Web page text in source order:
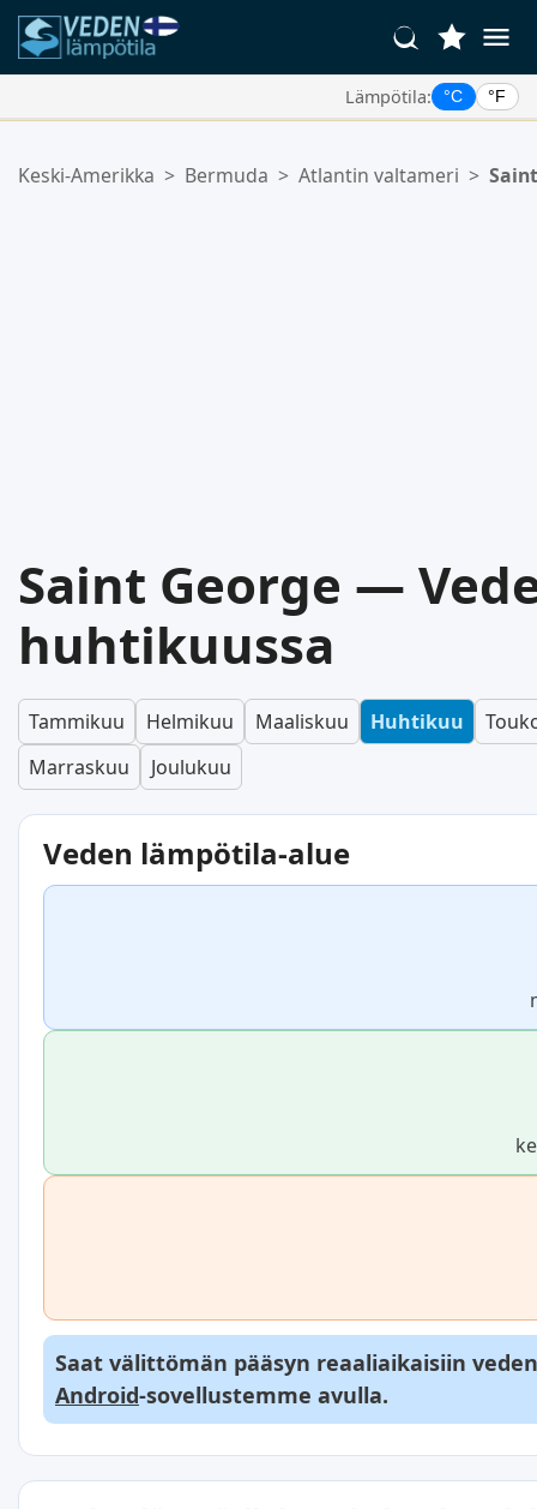
Lämpötila: °C °F
Suosikkilistasi on tyhjä.
Keski-Amerikka > Bermuda > Atlantin valtameri >
Saint George —
huhtikuussa
Tammikuu Helmikuu Maaliskuu Huhtikuu
Marraskuu
Joulukuu
Veden lämpötila-alue
Saat välittömän pääsyn reaaliaikaisiin
Android-sovellustemme avulla.